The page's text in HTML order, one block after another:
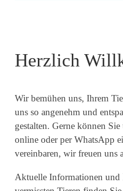
Herzlich
Wir bemühen uns, Ihrem
uns so angenehm und
gestalten. Gerne können
online oder per WhatsApp
vereinbaren, wir freuen uns
Aktuelle Informationen und